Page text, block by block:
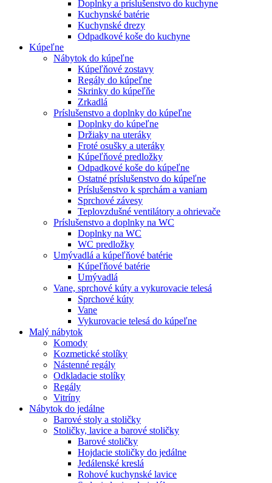
Doplnky a príslušenstvo do kuchyne
Kuchynské batérie
Kuchynské drezy
Odpadkové koše do kuchyne
Kúpeľne
Nábytok do kúpeľne
Kúpeľňové zostavy
Regály do kúpeľne
Skrinky do kúpeľňe
Zrkadlá
Príslušenstvo a doplnky do kúpeľne
Doplnky do kúpeľne
Držiaky na uteráky
Froté osušky a uteráky
Kúpeľňové predložky
Odpadkové koše do kúpeľne
Ostatné príslušenstvo do kúpeľne
Príslušenstvo k sprchám a vaniam
Sprchové závesy
Teplovzdušné ventilátory a ohrievače
Príslušenstvo a doplnky na WC
Doplnky na WC
WC predložky
Umývadlá a kúpeľňové batérie
Kúpeľňové batérie
Umývadlá
Vane, sprchové kúty a vykurovacie telesá
Sprchové kúty
Vane
Vykurovacie telesá do kúpeľne
Malý nábytok
Komody
Kozmetické stolíky
Nástenné regály
Odkladacie stolíky
Regály
Vitríny
Nábytok do jedálne
Barové stoly a stoličky
Stoličky, lavice a barové stoličky
Barové stoličky
Hojdacie stoličky do jedálne
Jedálenské kreslá
Rohové kuchynské lavice